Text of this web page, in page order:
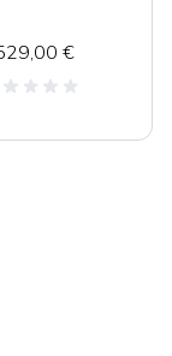
€